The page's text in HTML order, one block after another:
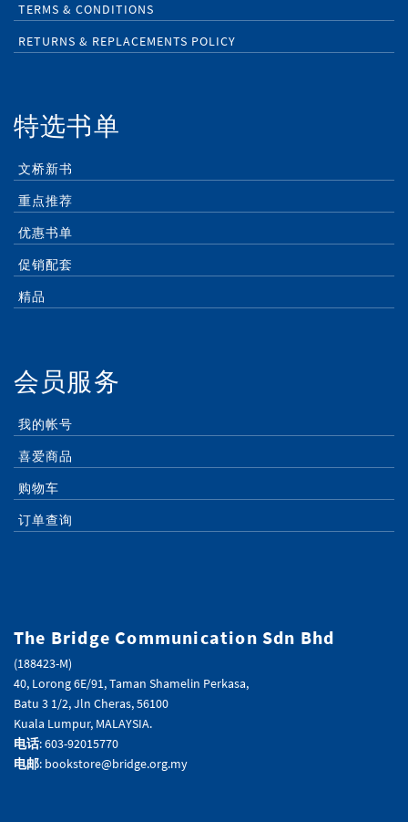
TERMS & CONDITIONS
RETURNS & REPLACEMENTS POLICY
特选书单
文桥新书
重点推荐
优惠书单
促销配套
精品
会员服务
我的帐号
喜爱商品
购物车
订单查询
The Bridge Communication Sdn Bhd
(188423-M)
40, Lorong 6E/91, Taman Shamelin Perkasa,
Batu 3 1/2, Jln Cheras, 56100
Kuala Lumpur, MALAYSIA.
电话: 603-92015770
电邮: bookstore@bridge.org.my